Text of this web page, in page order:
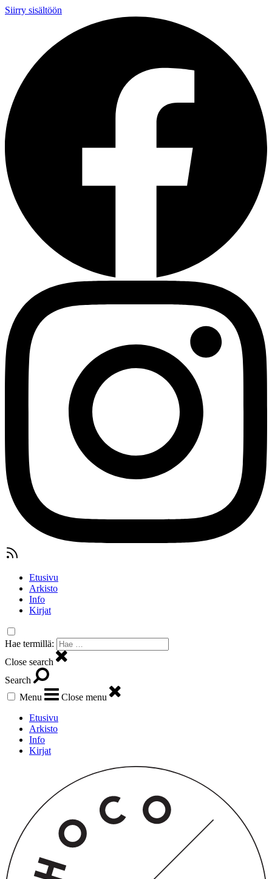
Siirry sisältöön
Etusivu
Arkisto
Info
Kirjat
Hae termillä:
Close search
Search
Menu
Close menu
Etusivu
Arkisto
Info
Kirjat